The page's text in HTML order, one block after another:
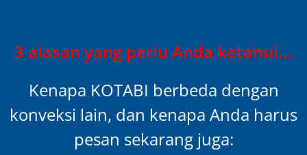
3 alasan yang perlu Anda ketahui...
Kenapa KOTABI berbeda dengan
konveksi lain, dan kenapa Anda harus
pesan sekarang juga: